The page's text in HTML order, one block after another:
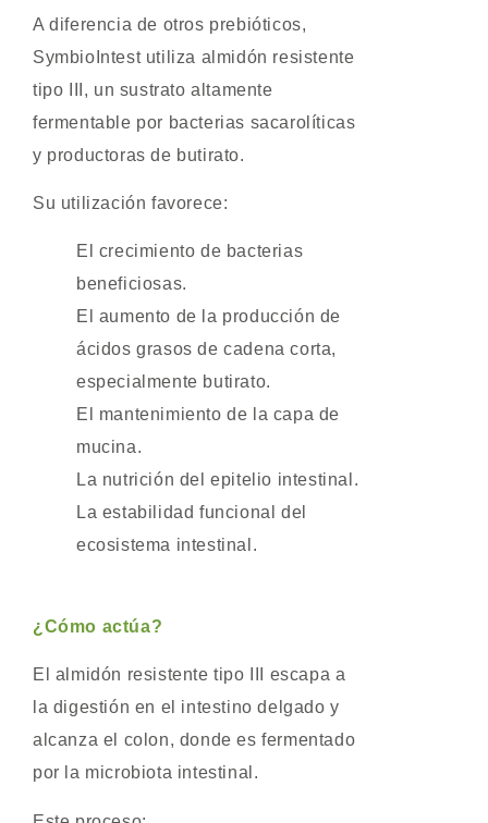
A diferencia de otros prebióticos,
SymbioIntest utiliza almidón resistente
tipo III, un sustrato altamente
fermentable por bacterias sacarolíticas
y productoras de butirato.
Su utilización favorece:
El crecimiento de bacterias
beneficiosas.
El aumento de la producción de
ácidos grasos de cadena corta,
especialmente butirato.
El mantenimiento de la capa de
mucina.
La nutrición del epitelio intestinal.
La estabilidad funcional del
ecosistema intestinal.
¿Cómo actúa?
El almidón resistente tipo III escapa a
la digestión en el intestino delgado y
alcanza el colon, donde es fermentado
por la microbiota intestinal.